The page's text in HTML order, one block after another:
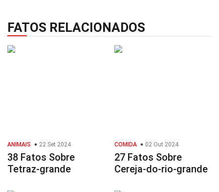
FATOS RELACIONADOS
ANIMAIS 22 Set 2024
38 Fatos Sobre
Tetraz-grande
COMIDA 02 Out 2024
27 Fatos Sobre
Cereja-do-rio-grande